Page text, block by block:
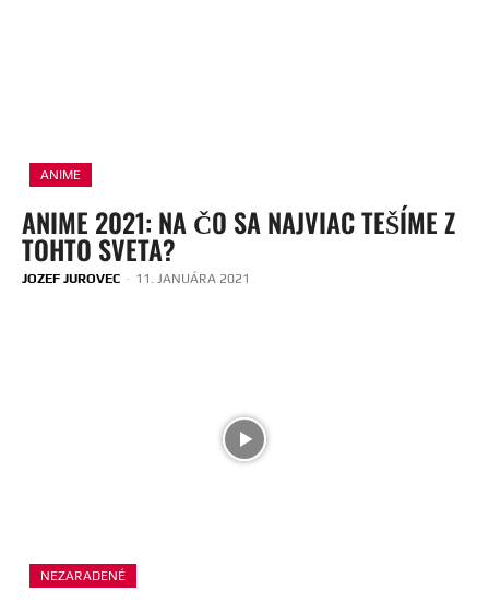
ANIME
ANIME 2021: NA ČO SA NAJVIAC TEŠÍME Z
TOHTO SVETA?
JOZEF JUROVEC - 11. JANUÁRA 2021
NEZARADENÉ